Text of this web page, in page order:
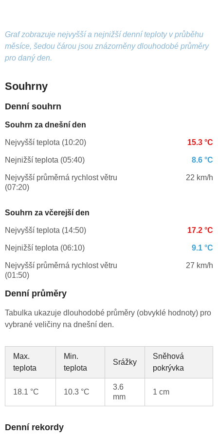
Graf zobrazuje nejvyšší a nejnižší denní teploty v průběhu
měsíce, šedou čárou jsou znázorněny dlouhodobé průměry
pro daný den.
Souhrny
Denní souhrn
Souhrn za dnešní den
Nejvyšší teplota (10:20) 15.3 °C
Nejnižší teplota (05:40) 8.6 °C
Nejvyšší průměrná rychlost větru
(07:20)
22 km/h
Souhrn za včerejší den
Nejvyšší teplota (14:50) 17.2 °C
Nejnižší teplota (06:10) 9.1 °C
Nejvyšší průměrná rychlost větru
(01:50)
27 km/h
Denní průměry
Tabulka ukazuje dlouhodobé průměry (obvyklé hodnoty) pro
vybrané veličiny na dnešní den.
Max.
teplota
Min.
teplota
Srážky
Sněhová
pokrývka
18.1 °C 10.3 °C
3.6
mm
1 cm
Denní rekordy